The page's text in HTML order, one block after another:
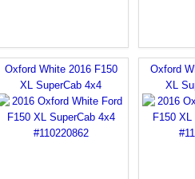
Oxford White 2016 F150
XL SuperCab 4x4
Oxford
XL